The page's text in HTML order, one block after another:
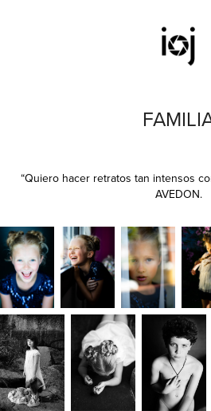
“Quiero hacer retratos tan intensos
AVEDON.